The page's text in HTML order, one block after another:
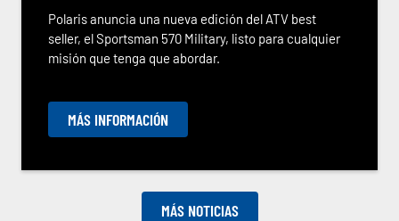
Polaris anuncia una nueva edición del ATV best
seller, el Sportsman 570 Military, listo para cualquier
misión que tenga que abordar.
MÁS INFORMACIÓN
MÁS NOTICIAS